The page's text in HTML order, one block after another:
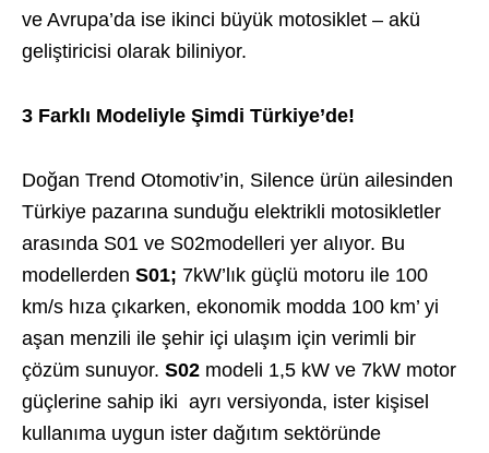
ve Avrupa’da ise ikinci büyük motosiklet – akü
geliştiricisi olarak biliniyor.
3 Farklı Modeliyle Şimdi Türkiye’de!
Doğan Trend Otomotiv’in, Silence ürün ailesinden
Türkiye pazarına sunduğu elektrikli motosikletler
arasında S01 ve S02modelleri yer alıyor. Bu
modellerden S01; 7kW’lık güçlü motoru ile 100
km/s hıza çıkarken, ekonomik modda 100 km’ yi
aşan menzili ile şehir içi ulaşım için verimli bir
çözüm sunuyor. S02 modeli 1,5 kW ve 7kW motor
güçlerine sahip iki ayrı versiyonda, ister kişisel
kullanıma uygun ister dağıtım sektöründe